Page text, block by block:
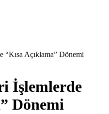
Açıklama” Dönemi
İşlemlerde
Dönemi